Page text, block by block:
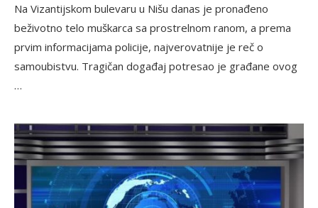
Na Vizantijskom bulevaru u Nišu danas je pronađeno
beživotno telo muškarca sa prostrelnom ranom, a prema
prvim informacijama policije, najverovatnije je reč o
samoubistvu. Tragičan događaj potresao je građane ovog
…